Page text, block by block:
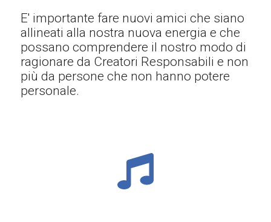
E' importante fare nuovi amici che siano
allineati alla nostra nuova energia e che
possano comprendere il nostro modo di
ragionare da Creatori Responsabili e non
più da persone che non hanno potere
personale.